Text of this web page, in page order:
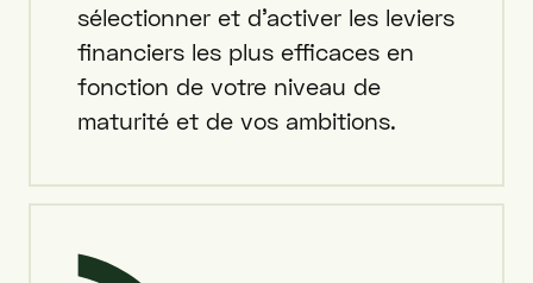
sélectionner et d'activer les leviers
financiers les plus efficaces en
fonction de votre niveau de
maturité et de vos ambitions.